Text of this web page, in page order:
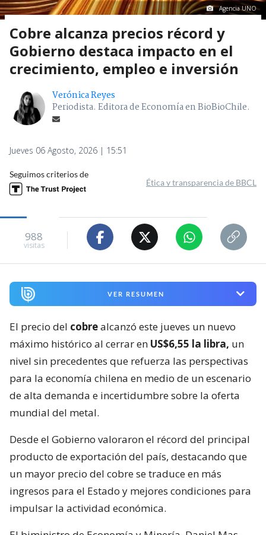
Agencia UNO
Cobre alcanza precios récord y
Gobierno destaca impacto en el
crecimiento, empleo e inversión
Verónica Reyes
Periodista. Editora de Economía en BioBioChile.
Jueves 06 Agosto, 2026 | 15:51
Seguimos criterios de
Ética y transparencia de BBCL
988
visitas
VER RESUMEN
El precio del cobrealcanzó este jueves un nuevo
máximo histórico al cerrar en US$6,55 la libra, un
nivel sin precedentes que refuerza las perspectivas
para la economía chilena en medio de un escenario
de alta demanda e incertidumbre sobre la oferta
mundial del metal.
Desde el Gobierno valoraron el récord del principal
producto de exportación del país, destacando que
un mayor precio del cobre se traduce en más
ingresos para el Estado y mejores condiciones para
impulsar la actividad económica.